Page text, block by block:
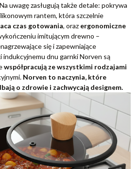
Na uwagę zasługują także detale: pokrywa
rantem, która szczelnie
czas gotowania, oraz ergonomiczne
imitującym drewno –
się i zapewniające
indukcyjnemu dnu garnki Norven są
współpracują ze wszystkimi rodzajami
Norven to naczynia, które
o zdrowie i zachwycają designem.